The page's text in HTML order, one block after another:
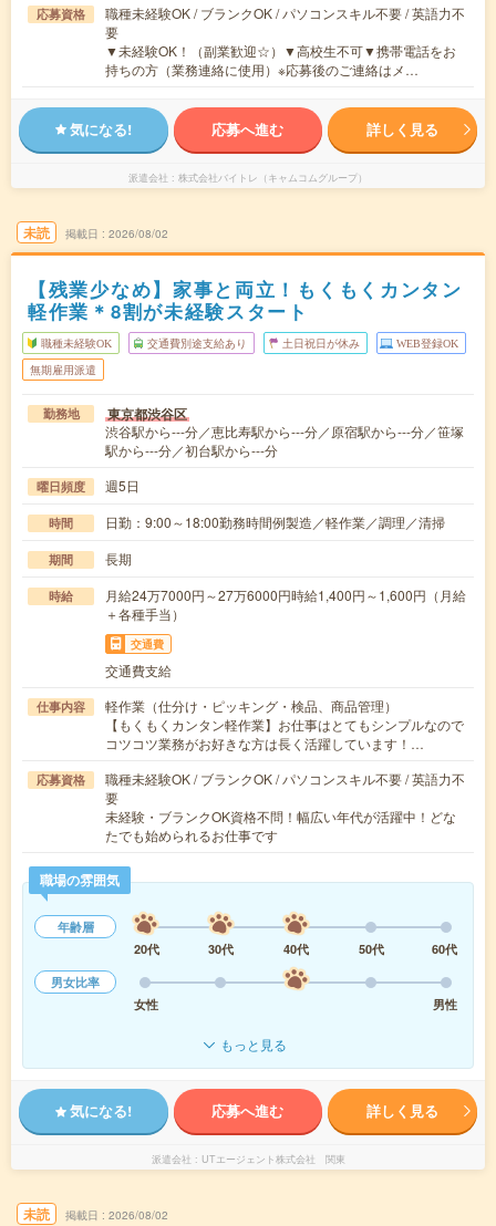
応募資格
職種未経験OK / ブランクOK / パソコンスキル不要 / 英語力不
要
▼未経験OK！（副業歓迎☆）▼高校生不可▼携帯電話をお
持ちの方（業務連絡に使用）※応募後のご連絡はメ…
気になる! 応募へ進む 詳しく見る
派遣会社 株式会社バイトレ（キャムコムグループ）
未読 掲載日 2026/08/02
【残業少なめ】家事と両立！もくもくカンタン
軽作業＊8割が未経験スタート
職種未経験OK 交通費別途支給あり 土日祝日が休み WEB登録OK
無期雇用派遣
勤務地 東京都渋谷区
渋谷駅から---分／恵比寿駅から---分／原宿駅から---分／笹塚
駅から---分／初台駅から---分
曜日頻度 週5日
時間 日勤：9:00～18:00勤務時間例製造／軽作業／調理／清掃
期間 長期
時給
月給24万7000円～27万6000円時給1,400円～1,600円（月給
＋各種手当）
交通費
交通費支給
仕事内容
軽作業（仕分け・ピッキング・検品、商品管理）
【もくもくカンタン軽作業】お仕事はとてもシンプルなので
コツコツ業務がお好きな方は長く活躍しています！…
応募資格
職種未経験OK / ブランクOK / パソコンスキル不要 / 英語力不
要
未経験・ブランクOK資格不問！幅広い年代が活躍中！どな
たでも始められるお仕事です
職場の雰囲気
年齢層
20代
30代 40代 50代
60代
男女比率
女性
男性
もっと見る
気になる! 応募へ進む 詳しく見る
派遣会社 UTエージェント株式会社 関東
未読 掲載日 2026/08/02